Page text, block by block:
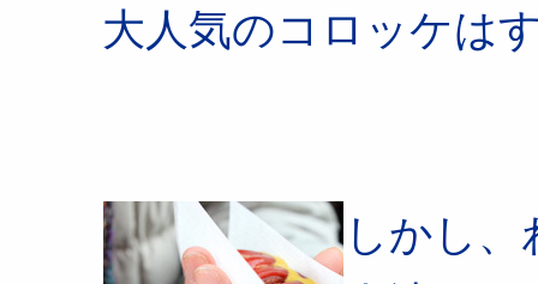
大人気のコロッケは
しかし